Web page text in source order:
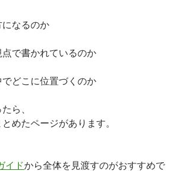
なるのか
で書かれているのか
どこに位置づくのか
ら、
めたページがあります。
イドから全体を見渡すのがおすすめで